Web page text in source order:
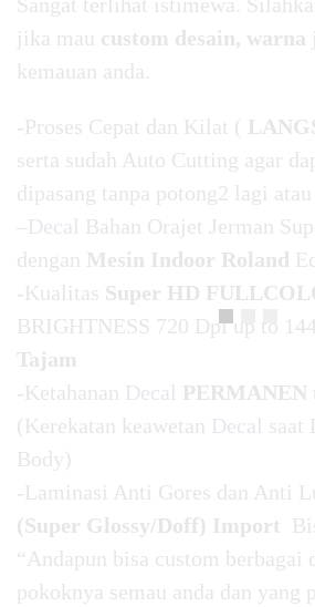
jika mau custom desain, warna
kemauan anda.
-Proses Cepat dan Kilat (
serta sudah Auto Cutting agar
dipasang tanpa potong2 lagi
–Decal Bahan Orajet Jerman
dengan Mesin Indoor Roland
-Kualitas Super HD
BRIGHTNESS 720 Dpi up to
Tajam
-Ketahanan Decal PERMANEN
(Kerekatan keawetan Decal saat
Body)
-Laminasi Anti Gores dan Anti
(Super Glossy/Doff) Import
“Andapun bisa custom berbagai
pokoknya semau anda dan yang